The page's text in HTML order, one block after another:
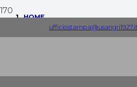
ufficiostampa@usangri1927.it
HOME